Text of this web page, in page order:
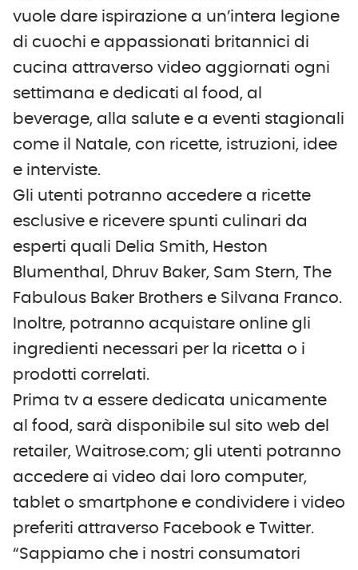
vuole dare ispirazione a un’intera legione
di cuochi e appassionati britannici di
cucina attraverso video aggiornati ogni
settimana e dedicati al food, al
beverage, alla salute e a eventi stagionali
come il Natale, con ricette, istruzioni, idee
e interviste.
Gli utenti potranno accedere a ricette
esclusive e ricevere spunti culinari da
esperti quali Delia Smith, Heston
Blumenthal, Dhruv Baker, Sam Stern, The
Fabulous Baker Brothers e Silvana Franco.
Inoltre, potranno acquistare online gli
ingredienti necessari per la ricetta o i
prodotti correlati.
Prima tv a essere dedicata unicamente
al food, sarà disponibile sul sito web del
retailer, Waitrose.com; gli utenti potranno
accedere ai video dai loro computer,
tablet o smartphone e condividere i video
preferiti attraverso Facebook e Twitter.
“Sappiamo che i nostri consumatori